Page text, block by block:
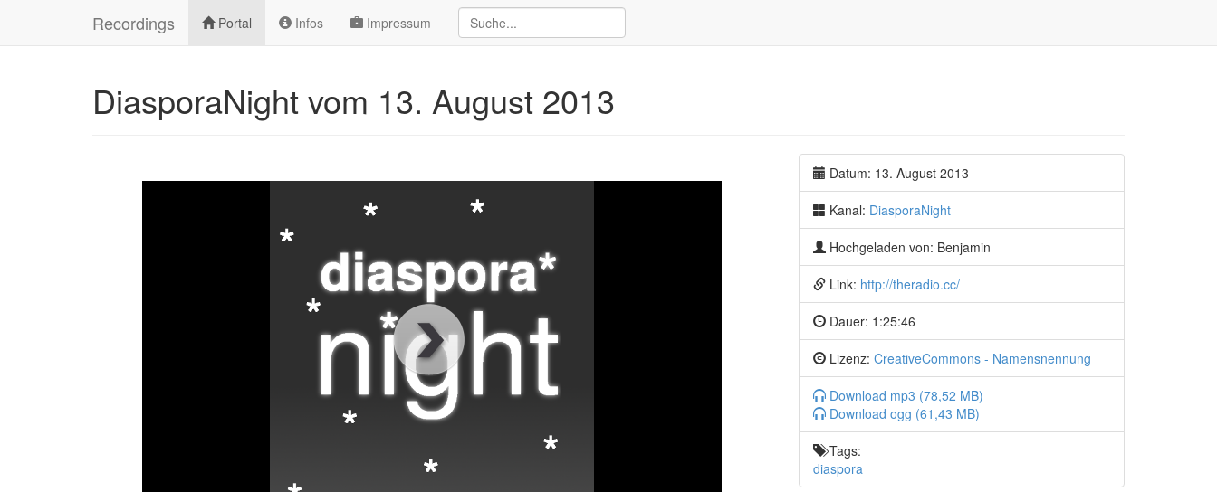
Recordings Portal Infos Impressum
DiasporaNight vom 13. August 2013
Datum: 13. August 2013
Kanal: DiasporaNight
Hochgeladen von: Benjamin
Link: http://theradio.cc/
Dauer: 1:25:46
Lizenz: CreativeCommons - Namensnennung
Download mp3 (78,52 MB)
Download ogg (61,43 MB)
Tags:
diaspora